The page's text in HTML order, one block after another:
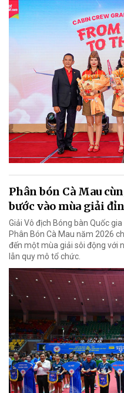
Phân bón Cà Mau
bước vào mùa giải
Giải Vô địch Bóng bàn Quốc
Phân Bón Cà Mau năm 2026
đến một mùa giải sôi động với
lẫn quy mô tổ chức.